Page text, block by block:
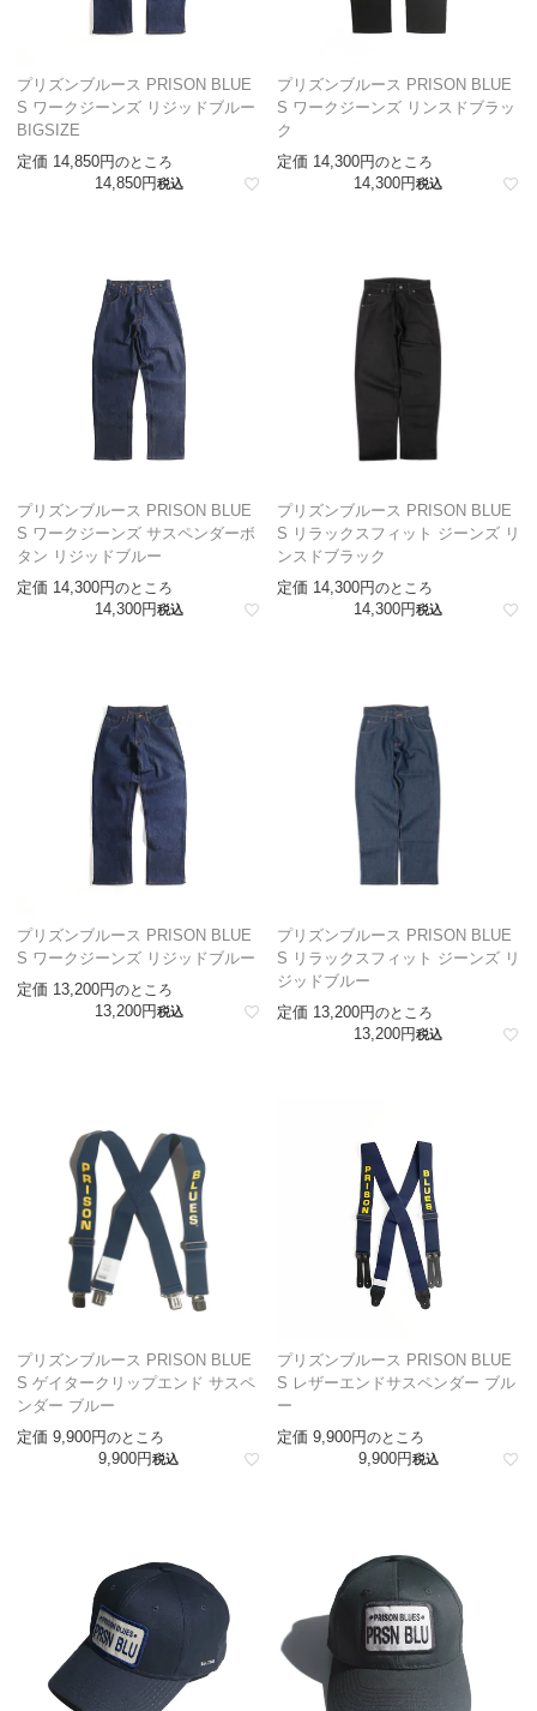
プリズンブルース PRISON BLUE
S ワークジーンズ リジッドブルー
BIGSIZE
定価 14,850 のところ
14,850 税込
プリズンブルース PRISON BLUE
S ワークジーンズ リンスドブラッ
ク
定価 14,300 のところ
14,300 税込
プリズンブルース PRISON BLUE
S ワークジーンズ サスペンダーボ
タン リジッドブルー
定価 14,300 のところ
14,300 税込
プリズンブルース PRISON BLUE
S リラックスフィット ジーンズ リ
ンスドブラック
定価 14,300 のところ
14,300 税込
プリズンブルース PRISON BLUE
S ワークジーンズ リジッドブルー
定価 13,200 のところ
13,200 税込
プリズンブルース PRISON BLUE
S リラックスフィット ジーンズ リ
ジッドブルー
定価 13,200 のところ
13,200 税込
プリズンブルース PRISON BLUE
S ゲイタークリップエンド サスペ
ンダー ブルー
定価 9,900 のところ
9,900 税込
プリズンブルース PRISON BLUE
S レザーエンドサスペンダー ブル
ー
定価 9,900 のところ
9,900 税込